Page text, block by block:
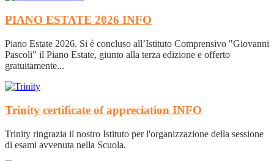
PIANO ESTATE 2026 INFO
Piano Estate 2026. Si è concluso all’Istituto Comprensivo "Giovanni
Pascoli" il Piano Estate, giunto alla terza edizione e offerto
gratuitamente...
Trinity certificate of appreciation INFO
Trinity ringrazia il nostro Istituto per l'organizzazione della sessione
di esami avvenuta nella Scuola.